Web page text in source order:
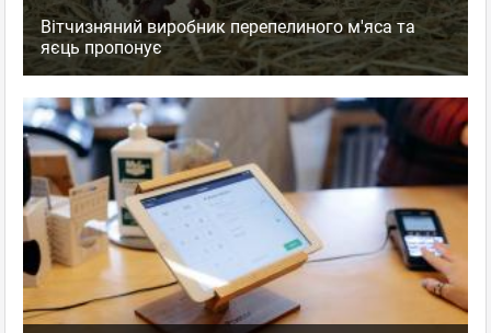
Вітчизняний виробник перепелиного м'яса та
яєць пропонує